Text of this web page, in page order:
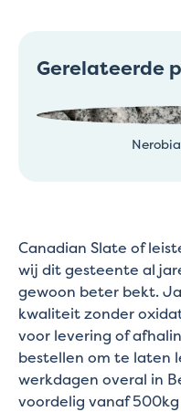
Gerelateerde
Canadian Slate of
wij dit gesteente al
gewoon beter bekt.
kwaliteit zonder
voor levering of
bestellen om te laten
werkdagen overal in
voordelig vanaf